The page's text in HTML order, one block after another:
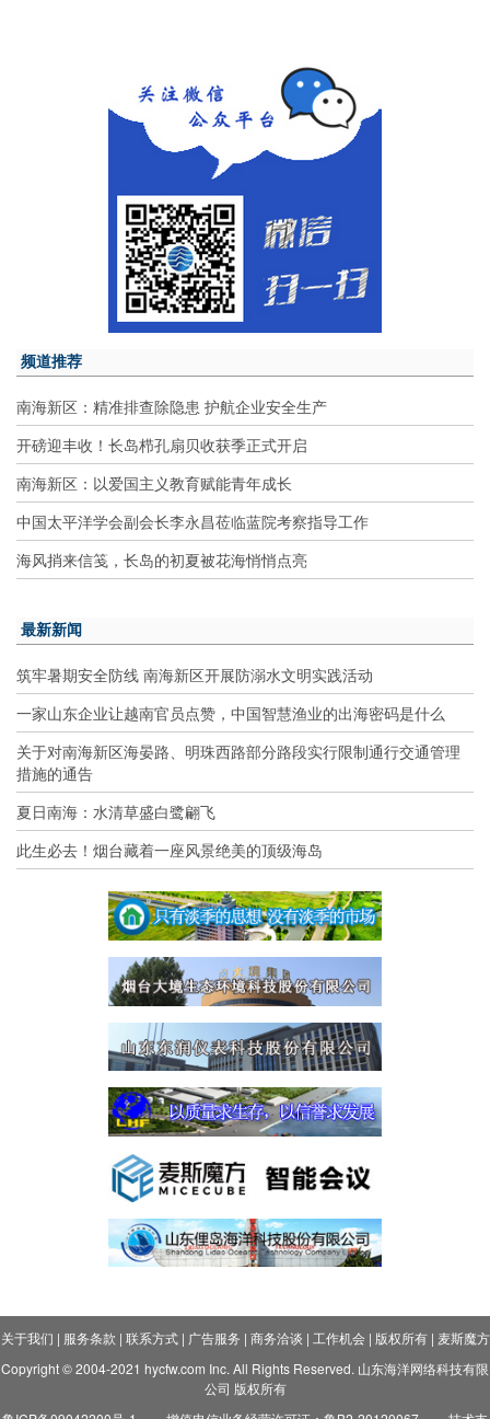
频道推荐
南海新区：精准排查除隐患 护航企业安全生产
开磅迎丰收！长岛栉孔扇贝收获季正式开启
南海新区：以爱国主义教育赋能青年成长
中国太平洋学会副会长李永昌莅临蓝院考察指导工作
海风捎来信笺，长岛的初夏被花海悄悄点亮
最新新闻
筑牢暑期安全防线 南海新区开展防溺水文明实践活动
一家山东企业让越南官员点赞，中国智慧渔业的出海密码是什么
关于对南海新区海晏路、明珠西路部分路段实行限制通行交通管理
措施的通告
夏日南海：水清草盛白鹭翩飞
此生必去！烟台藏着一座风景绝美的顶级海岛
关于我们 | 服务条款 | 联系方式| 广告服务 | 商务洽谈 | 工作机会| 版权所有| 麦斯魔方
Copyright © 2004-2021 hycfw.com Inc. All Rights Reserved. 山东海洋网络科技有限
公司 版权所有